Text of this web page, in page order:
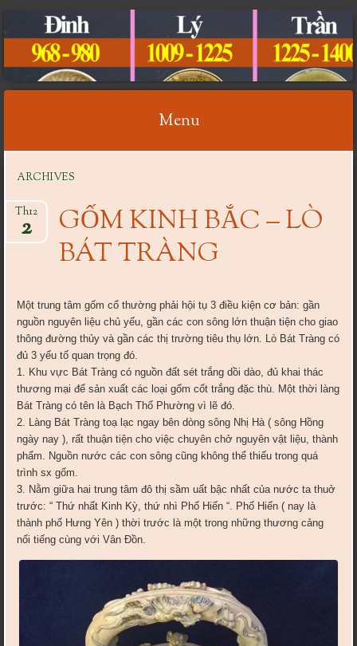
CỔ VẬT VIỆT NAM
Menu
content
ARCHIVES
GỐM KINH BẮC – LÒ
BÁT TRÀNG
Th12
2
Một trung tâm gốm cổ thường phải hội tụ 3 điều kiện cơ bản: gần
nguồn nguyên liệu chủ yếu, gần các con sông lớn thuận tiện cho giao
thông đường thủy và gần các thị trường tiêu thụ lớn. Lò Bát Tràng có
đủ 3 yếu tố quan trọng đó.
1. Khu vực Bát Tràng có nguồn đất sét trắng dồi dào, đủ khai thác
thương mại để sản xuất các loại gốm cốt trắng đặc thù. Một thời làng
Bát Tràng có tên là Bạch Thổ Phường vì lẽ đó.
2. Làng Bát Tràng toạ lạc ngay bên dòng sông Nhị Hà ( sông Hồng
ngày nay ), rất thuận tiện cho việc chuyên chở nguyên vật liệu, thành
phẩm. Nguồn nước các con sông cũng không thể thiếu trong quá
trình sx gốm.
3. Nằm giữa hai trung tâm đô thị sầm uất bậc nhất của nước ta thuở
trước: “ Thứ nhất Kinh Kỳ, thứ nhì Phố Hiến “. Phố Hiến ( nay là
thành phố Hưng Yên ) thời trước là một trong những thương cảng
nổi tiếng cùng với Vân Đồn.